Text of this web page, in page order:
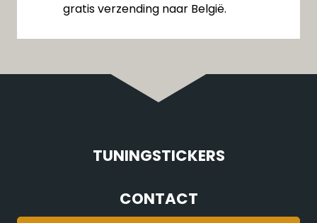
gratis verzending naar België.
TUNINGSTICKERS
CONTACT